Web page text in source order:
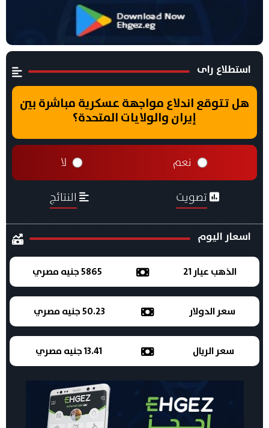
استطلاع راى
هل تتوقع اندلاع مواجهة عسكرية مباشرة بين
إيران والولايات المتحدة؟
نعم لا
تصويت النتائج
اسعار اليوم
الذهب عيار 21 5865 جنيه مصري
سعر الدولار 50.23 جنيه مصري
سعر الريال 13.41 جنيه مصري